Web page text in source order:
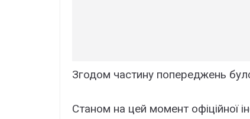
Згодом частину попереджень
Станом на цей момент офіційної